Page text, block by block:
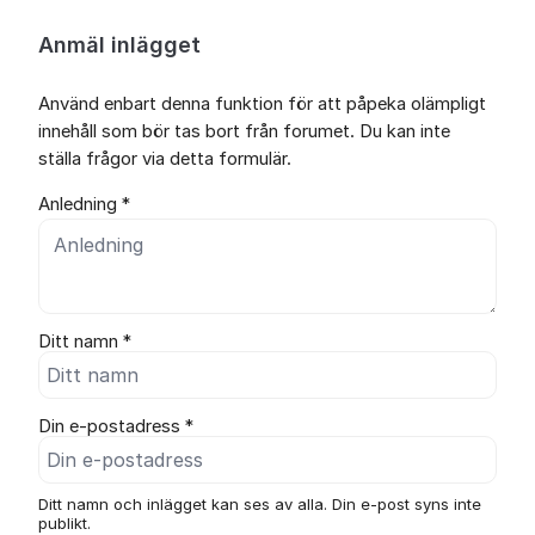
Anmäl inlägget
Använd enbart denna funktion för att påpeka olämpligt
innehåll som bör tas bort från forumet. Du kan inte
ställa frågor via detta formulär.
Anledning *
Ditt namn *
Din e-postadress *
Ditt namn och inlägget kan ses av alla. Din e-post syns inte
publikt.